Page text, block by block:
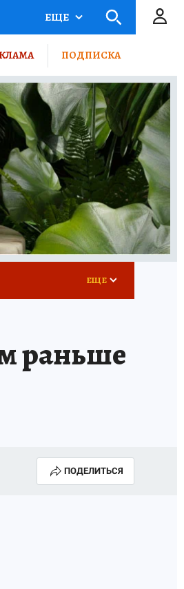
КП
ЕЩЕ
ПОДПИСКА
ЕЩЕ
раньше
ПОДЕЛИТЬСЯ